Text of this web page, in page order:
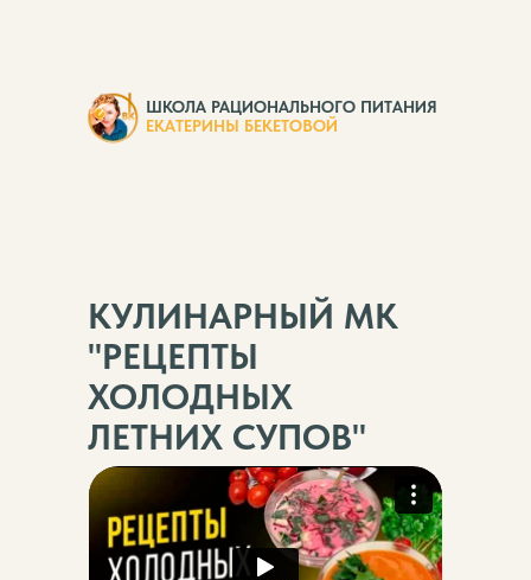
КУЛИНАРНЫЙ МК
"РЕЦЕПТЫ
ХОЛОДНЫХ
ЛЕТНИХ СУПОВ"
ШКОЛА РАЦИОНАЛЬНОГО ПИТАНИЯ
ЕКАТЕРИНЫ БЕКЕТОВОЙ